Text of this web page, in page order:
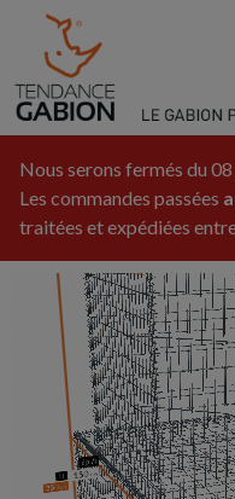
Nous serons fermés du
Les commandes passées
traitées et expédiées